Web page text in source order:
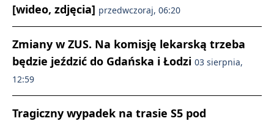
[wideo, zdjęcia] przedwczoraj, 06:20
Zmiany w ZUS. Na komisję lekarską trzeba
będzie jeździć do Gdańska i Łodzi 03 sierpnia,
12:59
Tragiczny wypadek na trasie S5 pod